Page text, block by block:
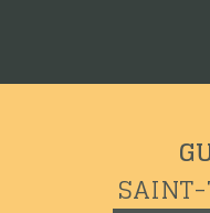
SAINT-